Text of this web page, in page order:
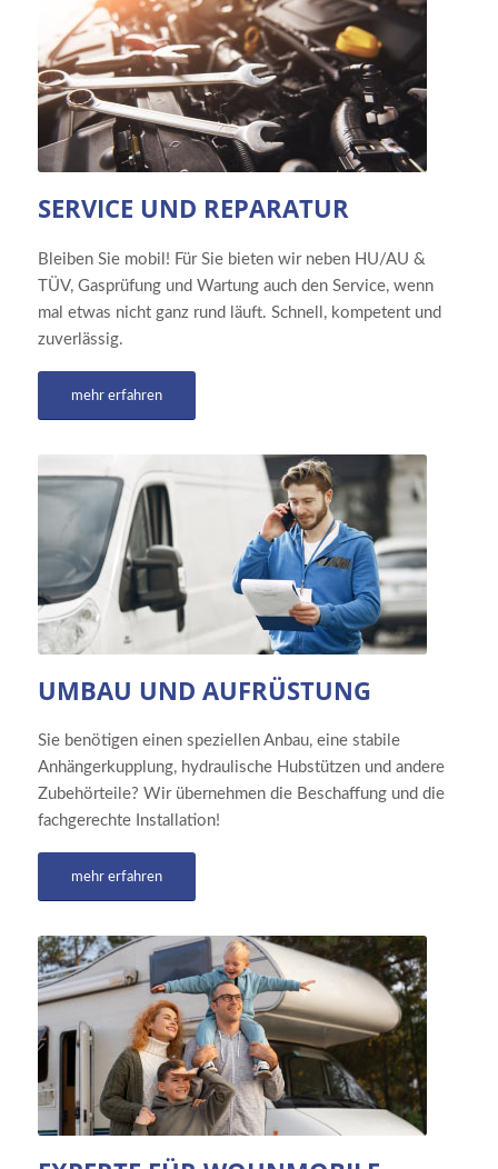
SERVICE UND REPARATUR
Bleiben Sie mobil! Für Sie bieten wir neben HU/AU &
TÜV, Gasprüfung und Wartung auch den Service, wenn
mal etwas nicht ganz rund läuft. Schnell, kompetent und
zuverlässig.
mehr erfahren
UMBAU UND AUFRÜSTUNG
Sie benötigen einen speziellen Anbau, eine stabile
Anhängerkupplung, hydraulische Hubstützen und andere
Zubehörteile? Wir übernehmen die Beschaffung und die
fachgerechte Installation!
mehr erfahren